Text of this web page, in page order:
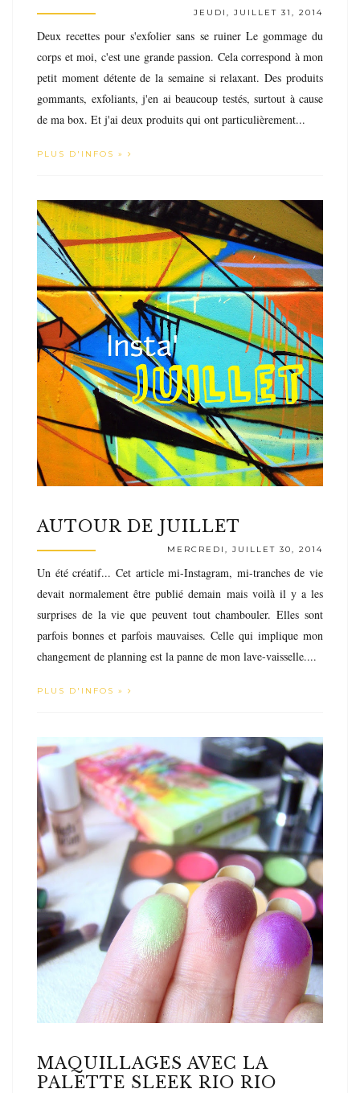
JEUDI, JUILLET 31, 2014
Deux recettes pour s'exfolier sans se ruiner Le gommage du
corps et moi, c'est une grande passion. Cela correspond à mon
petit moment détente de la semaine si relaxant. Des produits
gommants, exfoliants, j'en ai beaucoup testés, surtout à cause
de ma box. Et j'ai deux produits qui ont particulièrement...
PLUS D'INFOS »
AUTOUR DE JUILLET
MERCREDI, JUILLET 30, 2014
Un été créatif... Cet article mi-Instagram, mi-tranches de vie
devait normalement être publié demain mais voilà il y a les
surprises de la vie que peuvent tout chambouler. Elles sont
parfois bonnes et parfois mauvaises. Celle qui implique mon
changement de planning est la panne de mon lave-vaisselle....
PLUS D'INFOS »
MAQUILLAGES AVEC LA
PALETTE SLEEK RIO RIO